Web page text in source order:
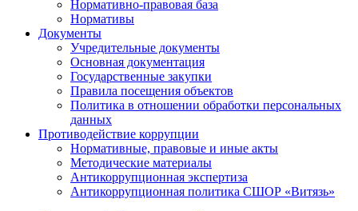
Нормативно-правовая база
Нормативы
Документы
Учредительные документы
Основная документация
Государственные закупки
Правила посещения объектов
Политика в отношении обработки персональных
данных
Противодействие коррупции
Нормативные, правовые и иные акты
Методические материалы
Антикоррупционная экспертиза
Антикоррупционная политика СШОР «Витязь»